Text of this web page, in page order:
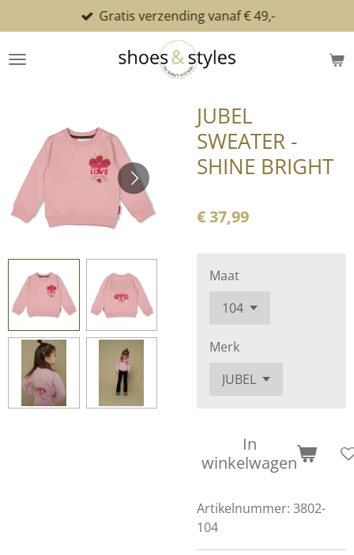
direct
naar
Gratis verzending vanaf € 49,-
JUBEL
SWEATER -
SHINE BRIGHT
€ 37,99
Maat
Merk
In
winkelwagen
Artikelnummer: 3802-
104